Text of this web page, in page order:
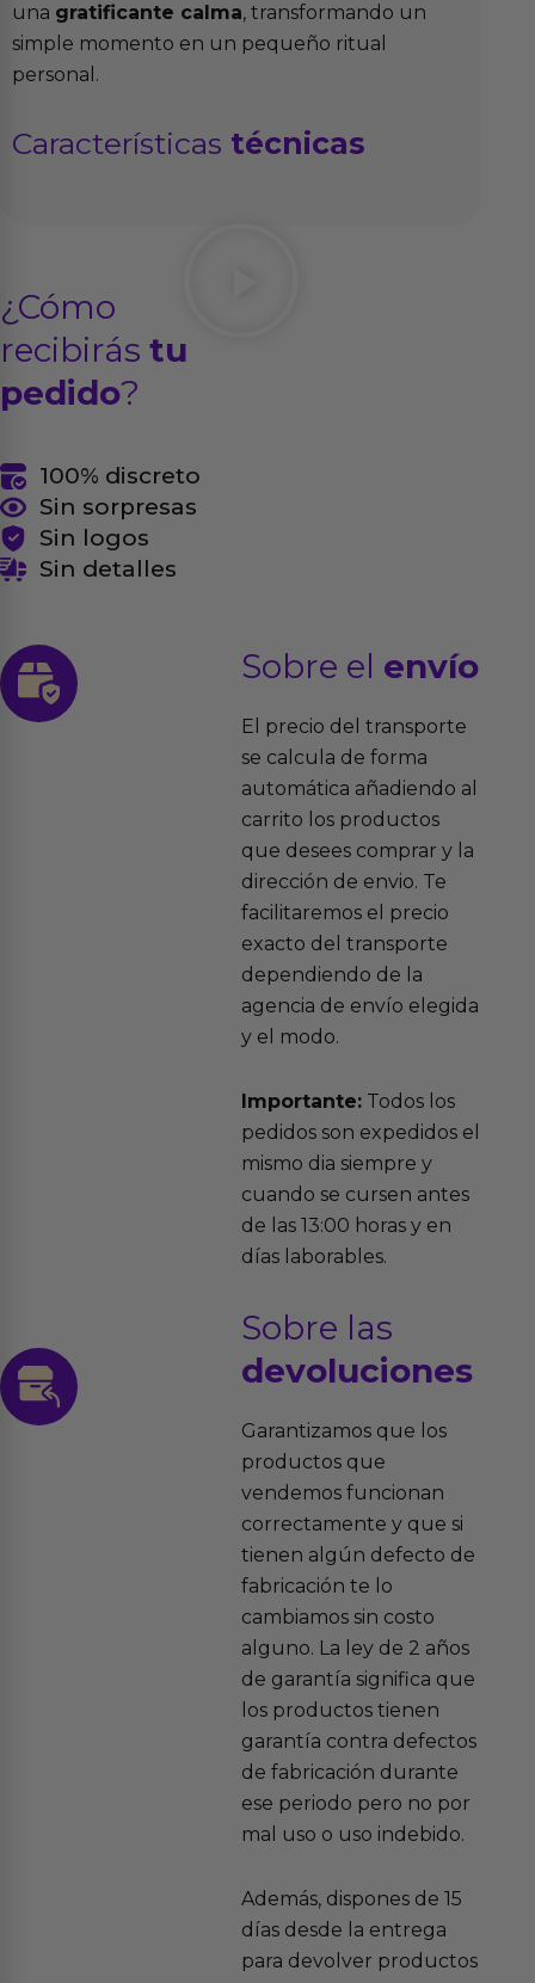
una gratificante calma, transformando un
simple momento en un pequeño ritual
personal.
Características técnicas
¿Cómo
recibirás tu
pedido?
100% discreto
Sin sorpresas
Sin logos
Sin detalles
Sobre el envío
El precio del transporte
se calcula de forma
automática añadiendo al
carrito los productos
que desees comprar y la
dirección de envio. Te
facilitaremos el precio
exacto del transporte
dependiendo de la
agencia de envío elegida
y el modo.
Importante:Todos los
pedidos son expedidos el
mismo dia siempre y
cuando se cursen antes
de las 13:00 horas y en
días laborables.
Sobre las
devoluciones
Garantizamos que los
productos que
vendemos funcionan
correctamente y que si
tienen algún defecto de
fabricación te lo
cambiamos sin costo
alguno. La ley de 2 años
de garantía significa que
los productos tienen
garantía contra defectos
de fabricación durante
ese periodo pero no por
mal uso o uso indebido.
Además, dispones de 15
días desde la entrega
para devolver productos